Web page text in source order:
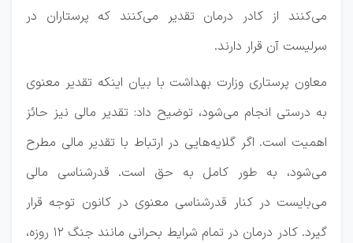
می‌کنند از کادر درمان تقدیر می‌کنند که پرستاران در
سرلیست آن قرار دارند.
معاون پرستاری وزارت بهداشت با بیان اینکه تقدیر معنوی
به درستی انجام می‌شود، توضیح داد: تقدیر مالی نیز حائز
اهمیت است. اگر گلایه‌هایی در ارتباط با تقدیر مالی مطرح
می‌شود، به طور کامل به حق است. قدرشناسی مالی
می‌بایست در کنار قدرشناسی معنوی در کانون توجه قرار
گیرد. کادر درمان در تمام شرایط بحرانی مانند جنگ ۱۲ روزه،